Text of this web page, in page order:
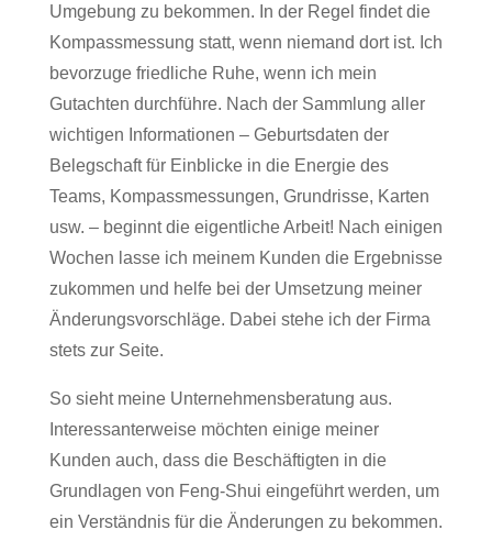
Umgebung zu bekommen. In der Regel findet die
Kompassmessung statt, wenn niemand dort ist. Ich
bevorzuge friedliche Ruhe, wenn ich mein
Gutachten durchführe. Nach der Sammlung aller
wichtigen Informationen – Geburtsdaten der
Belegschaft für Einblicke in die Energie des
Teams, Kompassmessungen, Grundrisse, Karten
usw. – beginnt die eigentliche Arbeit! Nach einigen
Wochen lasse ich meinem Kunden die Ergebnisse
zukommen und helfe bei der Umsetzung meiner
Änderungsvorschläge. Dabei stehe ich der Firma
stets zur Seite.
So sieht meine Unternehmensberatung aus.
Interessanterweise möchten einige meiner
Kunden auch, dass die Beschäftigten in die
Grundlagen von Feng-Shui eingeführt werden, um
ein Verständnis für die Änderungen zu bekommen.